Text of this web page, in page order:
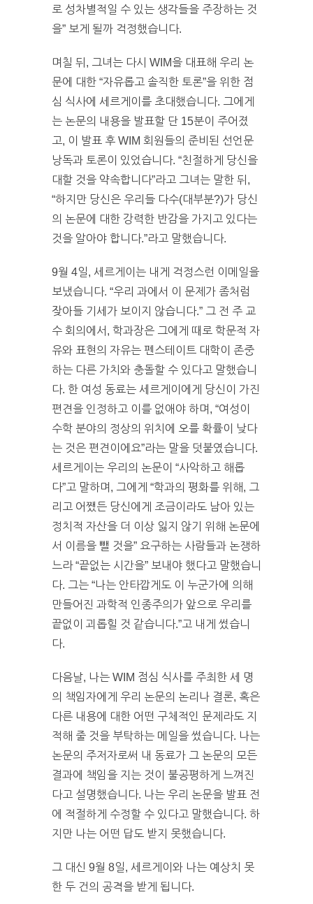
로 성차별적일 수 있는 생각들을 주장하는 것
을” 보게 될까 걱정했습니다.
며칠 뒤, 그녀는 다시 WIM을 대표해 우리 논
문에 대한 “자유롭고 솔직한 토론”을 위한 점
심 식사에 세르게이를 초대했습니다. 그에게
는 논문의 내용을 발표할 단 15분이 주어졌
고, 이 발표 후 WIM 회원들의 준비된 선언문
낭독과 토론이 있었습니다. “친절하게 당신을
대할 것을 약속합니다”라고 그녀는 말한 뒤,
“하지만 당신은 우리들 다수(대부분?)가 당신
의 논문에 대한 강력한 반감을 가지고 있다는
것을 알아야 합니다.”라고 말했습니다.
9월 4일, 세르게이는 내게 걱정스런 이메일을
보냈습니다. “우리 과에서 이 문제가 좀처럼
잦아들 기세가 보이지 않습니다.” 그 전 주 교
수 회의에서, 학과장은 그에게 때로 학문적 자
유와 표현의 자유는 펜스테이트 대학이 존중
하는 다른 가치와 충돌할 수 있다고 말했습니
다. 한 여성 동료는 세르게이에게 당신이 가진
편견을 인정하고 이를 없애야 하며, “여성이
수학 분야의 정상의 위치에 오를 확률이 낮다
는 것은 편견이에요”라는 말을 덧붙였습니다.
세르게이는 우리의 논문이 “사악하고 해롭
다”고 말하며, 그에게 “학과의 평화를 위해, 그
리고 어쨌든 당신에게 조금이라도 남아 있는
정치적 자산을 더 이상 잃지 않기 위해 논문에
서 이름을 뺄 것을” 요구하는 사람들과 논쟁하
느라 “끝없는 시간을” 보내야 했다고 말했습니
다. 그는 “나는 안타깝게도 이 누군가에 의해
만들어진 과학적 인종주의가 앞으로 우리를
끝없이 괴롭힐 것 같습니다.”고 내게 썼습니
다.
다음날, 나는 WIM 점심 식사를 주최한 세 명
의 책임자에게 우리 논문의 논리나 결론, 혹은
다른 내용에 대한 어떤 구체적인 문제라도 지
적해 줄 것을 부탁하는 메일을 썼습니다. 나는
논문의 주저자로써 내 동료가 그 논문의 모든
결과에 책임을 지는 것이 불공평하게 느껴진
다고 설명했습니다. 나는 우리 논문을 발표 전
에 적절하게 수정할 수 있다고 말했습니다. 하
지만 나는 어떤 답도 받지 못했습니다.
그 대신 9월 8일, 세르게이와 나는 예상치 못
한 두 건의 공격을 받게 됩니다.